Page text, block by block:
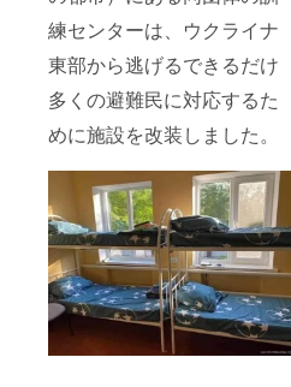
練センターは、ウクライナ
東部から逃げるできるだけ
多くの避難民に対応するた
めに施設を改装しました。